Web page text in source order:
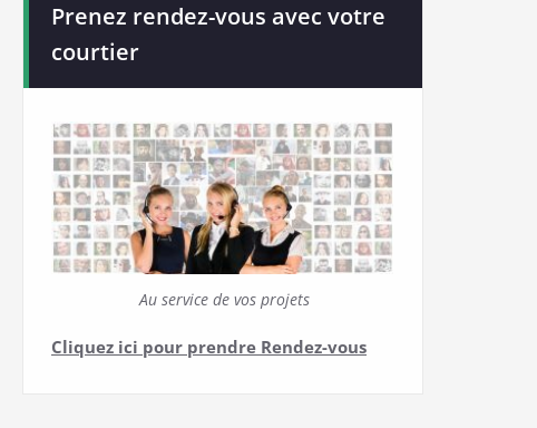
Prenez rendez-vous avec votre
courtier
Au service de vos projets
Cliquez ici pour prendre Rendez-vous